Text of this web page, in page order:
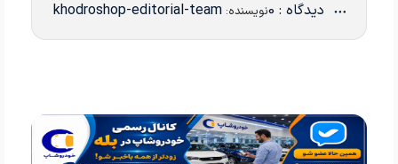
دیدگاه : 0 نویسنده: khodroshop-editorial-team